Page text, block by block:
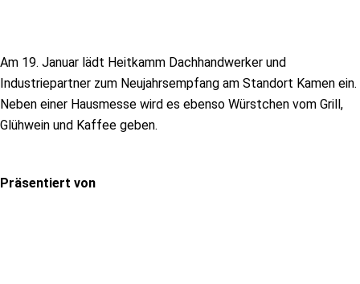
Am 19. Januar lädt Heitkamm Dachhandwerker und
Industriepartner zum Neujahrsempfang am Standort Kamen ein.
Neben einer Hausmesse wird es ebenso Würstchen vom Grill,
Glühwein und Kaffee geben.
Präsentiert von